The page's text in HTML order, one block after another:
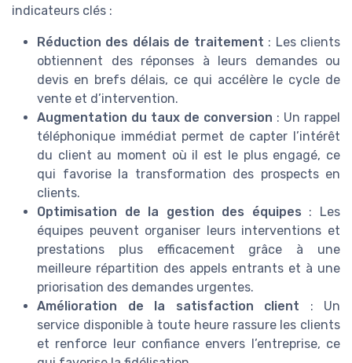
indicateurs clés :
Réduction des délais de traitement : Les clients
obtiennent des réponses à leurs demandes ou
devis en brefs délais, ce qui accélère le cycle de
vente et d’intervention.
Augmentation du taux de conversion : Un rappel
téléphonique immédiat permet de capter l’intérêt
du client au moment où il est le plus engagé, ce
qui favorise la transformation des prospects en
clients.
Optimisation de la gestion des équipes : Les
équipes peuvent organiser leurs interventions et
prestations plus efficacement grâce à une
meilleure répartition des appels entrants et à une
priorisation des demandes urgentes.
Amélioration de la satisfaction client : Un
service disponible à toute heure rassure les clients
et renforce leur confiance envers l’entreprise, ce